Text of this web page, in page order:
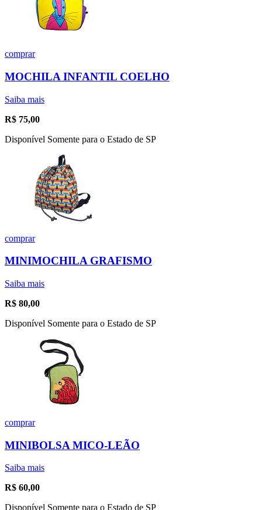
comprar
MOCHILA INFANTIL COELHO
Saiba mais
R$ 75,00
Disponível Somente para o Estado de SP
comprar
MINIMOCHILA GRAFISMO
Saiba mais
R$ 80,00
Disponível Somente para o Estado de SP
comprar
MINIBOLSA MICO-LEÃO
Saiba mais
R$ 60,00
Disponível Somente para o Estado de SP